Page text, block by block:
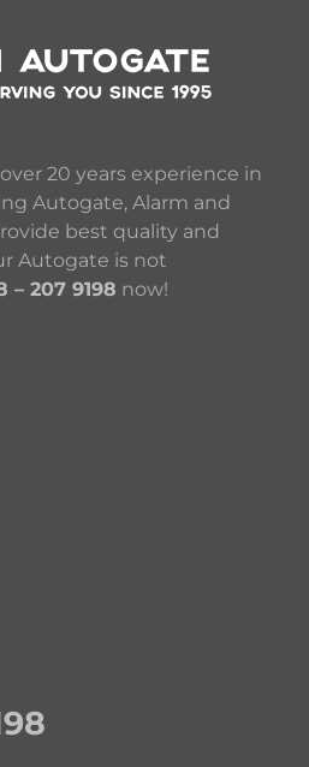
20 years experience in
Autogate, Alarm and
best quality and
Autogate is not
– 207 9198 now!